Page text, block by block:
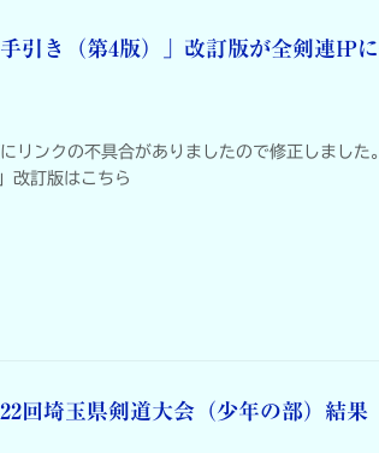
引き（第4版）」改訂版が全剣連㏋
リンクの不具合がありましたので修正しました
改訂版はこちら
回埼玉県剣道大会（少年の部）結果